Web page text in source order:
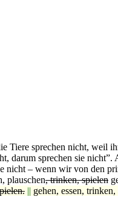
Tiere sprechen nicht, weil
darum sprechen sie nicht”.
nicht – wenn wir von den
plauschen, trinken, spielen
|| gehen, essen, trinken,